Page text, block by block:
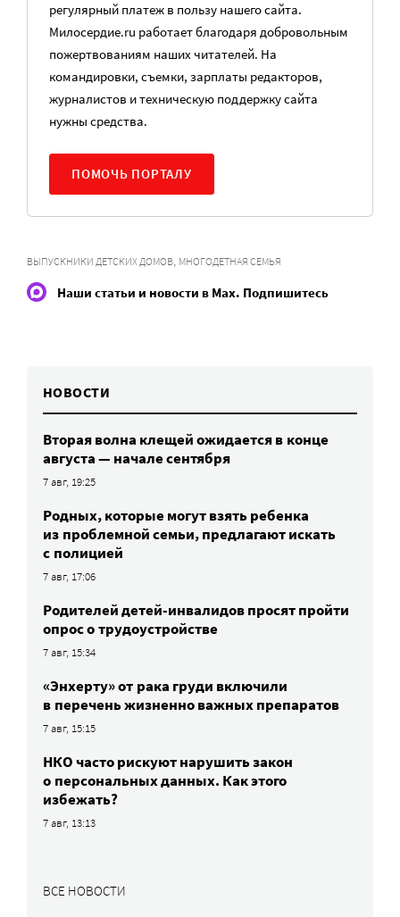
регулярный платеж в пользу нашего сайта.
Милосердие.ru работает благодаря добровольным
пожертвованиям наших читателей. На
командировки, съемки, зарплаты редакторов,
журналистов и техническую поддержку сайта
нужны средства.
ПОМОЧЬ ПОРТАЛУ
ВЫПУСКНИКИ ДЕТСКИХ ДОМОВ, МНОГОДЕТНАЯ СЕМЬЯ
Наши статьи и новости в Max. Подпишитесь
НОВОСТИ
Вторая волна клещей ожидается в конце
августа — начале сентября
7 авг, 19:25
Родных, которые могут взять ребенка
из проблемной семьи, предлагают искать
с полицией
7 авг, 17:06
Родителей детей-инвалидов просят пройти
опрос о трудоустройстве
7 авг, 15:34
«Энхерту» от рака груди включили
в перечень жизненно важных препаратов
7 авг, 15:15
НКО часто рискуют нарушить закон
о персональных данных. Как этого
избежать?
7 авг, 13:13
ВСЕ НОВОСТИ